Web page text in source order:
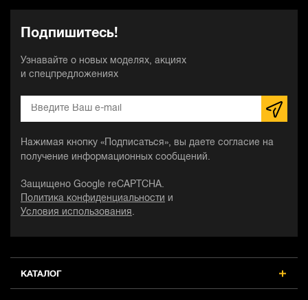
КАТАЛОГ
Подпишитесь!
Узнавайте о новых моделях, акциях
и спецпредложениях
Нажимая кнопку «Подписаться», вы даете согласие на
получение информационных сообщений.
Защищено Google reCAPTCHA.
Политика конфиденциальности
и
Условия использования .